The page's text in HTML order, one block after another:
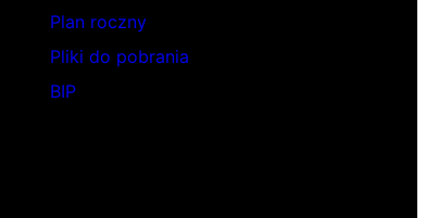
Plan roczny
Pliki do pobrania
BIP